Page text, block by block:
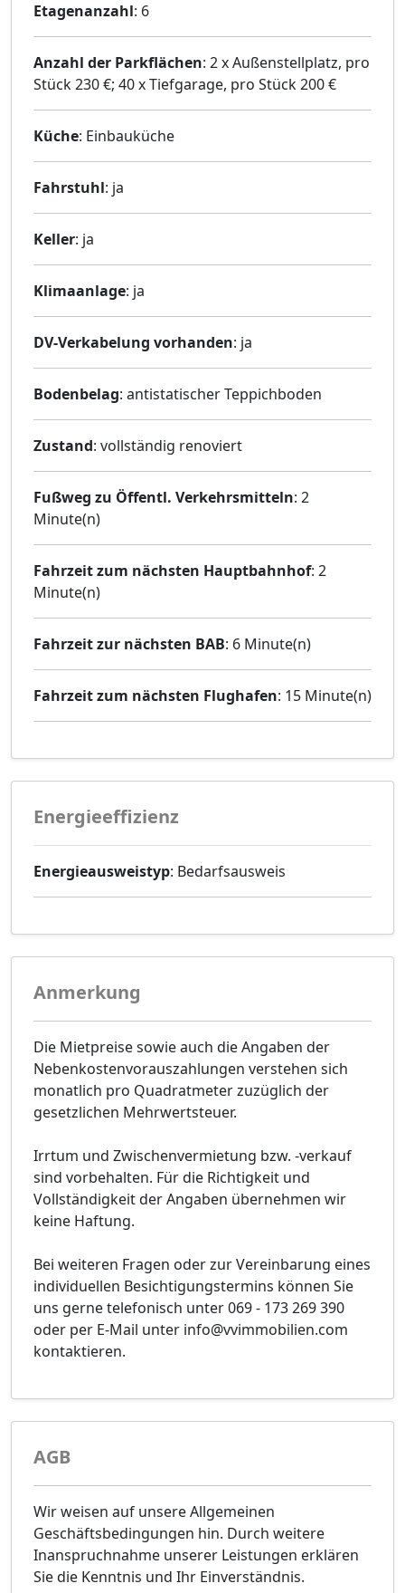
Etagenanzahl: 6
Anzahl der Parkflächen: 2 x Außenstellplatz, pro
Stück 230 €; 40 x Tiefgarage, pro Stück 200 €
Küche: Einbauküche
Fahrstuhl: ja
Keller: ja
Klimaanlage: ja
DV-Verkabelung vorhanden: ja
Bodenbelag: antistatischer Teppichboden
Zustand: vollständig renoviert
Fußweg zu Öffentl. Verkehrsmitteln: 2
Minute(n)
Fahrzeit zum nächsten Hauptbahnhof: 2
Minute(n)
Fahrzeit zur nächsten BAB: 6 Minute(n)
Fahrzeit zum nächsten Flughafen: 15 Minute(n)
Energieeffizienz
Energieausweistyp: Bedarfsausweis
Anmerkung
Die Mietpreise sowie auch die Angaben der
Nebenkostenvorauszahlungen verstehen sich
monatlich pro Quadratmeter zuzüglich der
gesetzlichen Mehrwertsteuer.
Irrtum und Zwischenvermietung bzw. -verkauf
sind vorbehalten. Für die Richtigkeit und
Vollständigkeit der Angaben übernehmen wir
keine Haftung.
Bei weiteren Fragen oder zur Vereinbarung eines
individuellen Besichtigungstermins können Sie
uns gerne telefonisch unter 069 - 173 269 390
oder per E-Mail unter info@vvimmobilien.com
kontaktieren.
AGB
Wir weisen auf unsere Allgemeinen
Geschäftsbedingungen hin. Durch weitere
Inanspruchnahme unserer Leistungen erklären
Sie die Kenntnis und Ihr Einverständnis.